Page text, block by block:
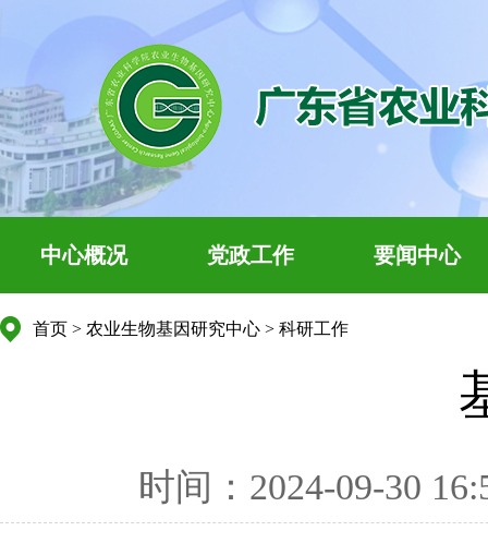
中心概况 党政工作 要闻中心
首页 > 农业生物基因研究中心 > 科研工作
时间：2024-09-30